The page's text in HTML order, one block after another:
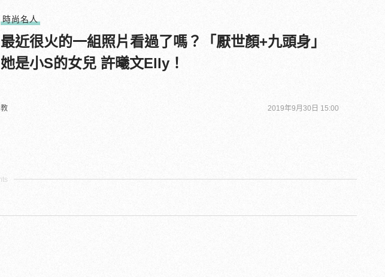
時尚名人
最近很火的一組照片看過了嗎？「厭世顏+九頭身」
她是小S的女兒 許曦文Elly！
教 2019年9月30日 15:00